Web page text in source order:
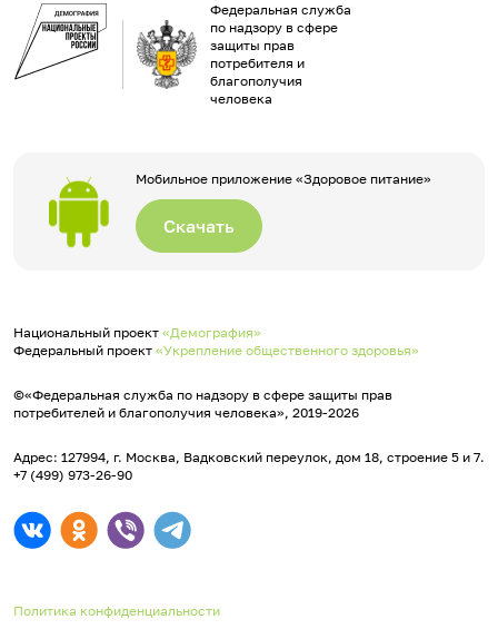
Федеральная служба
по надзору в сфере
защиты прав
потребителя и
благополучия
человека
Мобильное приложение «Здоровое питание»
Скачать
Национальный проект «Демография»
Федеральный проект «Укрепление общественного здоровья»
©«Федеральная служба по надзору в сфере защиты прав
потребителей и благополучия человека», 2019-2026
Адрес: 127994, г. Москва, Вадковский переулок, дом 18, строение 5 и 7.
+7 (499) 973-26-90
Политика конфиденциальности